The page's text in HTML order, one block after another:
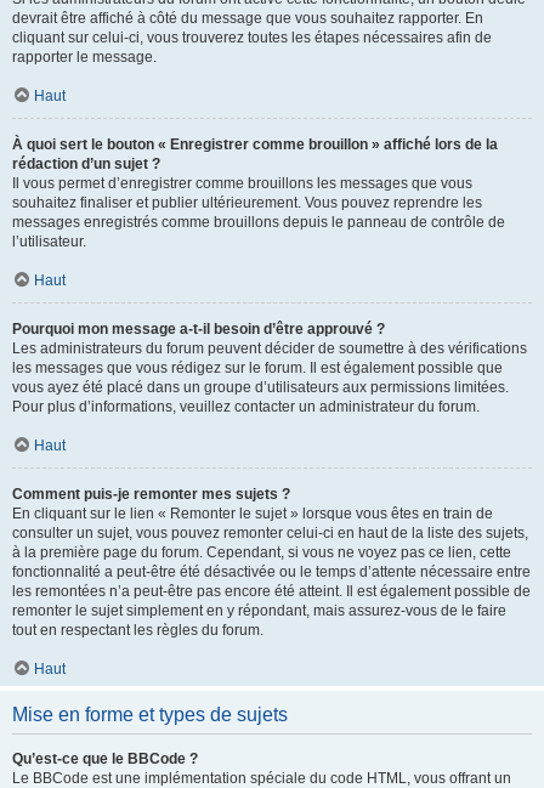
devrait être affiché à côté du message que vous souhaitez rapporter. En
cliquant sur celui-ci, vous trouverez toutes les étapes nécessaires afin de
rapporter le message.
Haut
À quoi sert le bouton « Enregistrer comme brouillon » affiché lors de la
rédaction d’un sujet ?
Il vous permet d’enregistrer comme brouillons les messages que vous
souhaitez finaliser et publier ultérieurement. Vous pouvez reprendre les
messages enregistrés comme brouillons depuis le panneau de contrôle de
l’utilisateur.
Haut
Pourquoi mon message a-t-il besoin d’être approuvé ?
Les administrateurs du forum peuvent décider de soumettre à des vérifications
les messages que vous rédigez sur le forum. Il est également possible que
vous ayez été placé dans un groupe d’utilisateurs aux permissions limitées.
Pour plus d’informations, veuillez contacter un administrateur du forum.
Haut
Comment puis-je remonter mes sujets ?
En cliquant sur le lien « Remonter le sujet » lorsque vous êtes en train de
consulter un sujet, vous pouvez remonter celui-ci en haut de la liste des sujets,
à la première page du forum. Cependant, si vous ne voyez pas ce lien, cette
fonctionnalité a peut-être été désactivée ou le temps d’attente nécessaire entre
les remontées n’a peut-être pas encore été atteint. Il est également possible de
remonter le sujet simplement en y répondant, mais assurez-vous de le faire
tout en respectant les règles du forum.
Haut
Mise en forme et types de sujets
Qu’est-ce que le BBCode ?
Le BBCode est une implémentation spéciale du code HTML, vous offrant un